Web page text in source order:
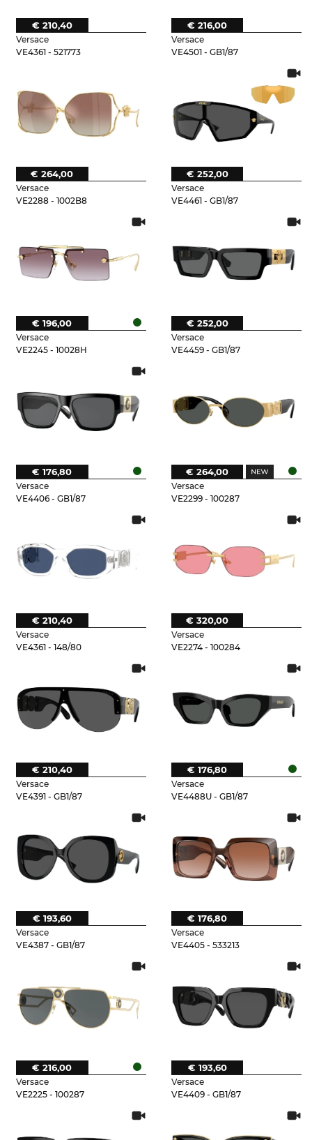
Versace
VE4361 - 521773
€ 210,40
Versace
VE4501 - GB1/87
€ 216,00
Versace
VE2288 - 1002B8
€ 264,00
Versace
VE4461 - GB1/87
€ 252,00
Versace
VE2245 - 10028H
€ 196,00
Versace
VE4459 - GB1/87
€ 252,00
Versace
VE4406 - GB1/87
€ 176,80
Versace
VE2299 - 100287
€ 264,00
Versace
VE4361 - 148/80
€ 210,40
Versace
VE2274 - 100284
€ 320,00
Versace
VE4391 - GB1/87
€ 210,40
Versace
VE4488U - GB1/87
€ 176,80
Versace
VE4387 - GB1/87
€ 193,60
Versace
VE4405 - 533213
€ 176,80
Versace
VE2225 - 100287
€ 216,00
Versace
VE4409 - GB1/87
€ 193,60